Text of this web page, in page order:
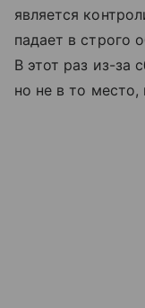
является
падает в строго
В этот раз из-за
но не в то место,